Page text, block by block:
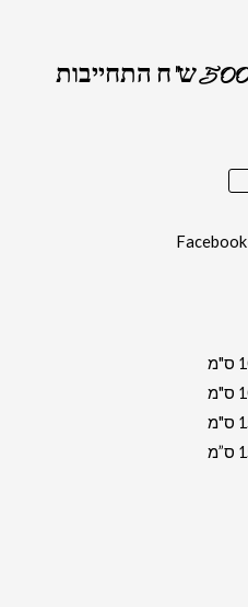
משלוח חינם בקנייה מעל 500 ש"ח התחייבות
Facebook